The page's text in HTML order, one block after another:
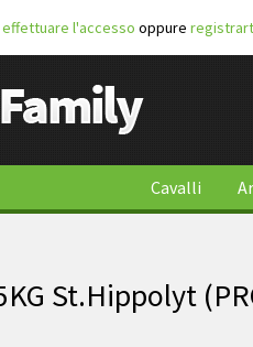
effettuare l'accesso oppure
Cavalli
St.Hippolyt